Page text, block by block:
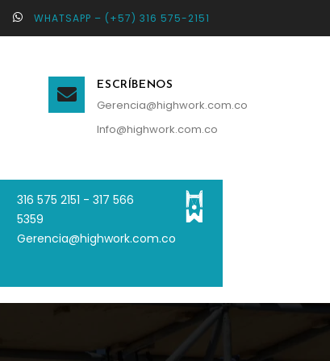
WHATSAPP – (+57) 316 575-2151
ESCRÍBENOS
Gerencia@highwork.com.co
Info@highwork.com.co
316 575 2151 - 317 566
5359
Gerencia@highwork.com.co